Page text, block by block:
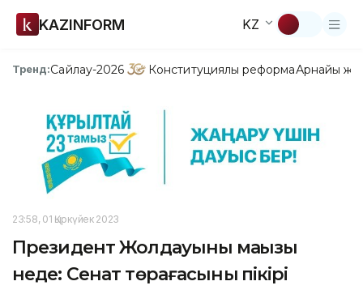
KAZINFORM KZ
Тренд:Сайлау-2026 Конституциялық реформаАрнайы
23:58, 01 Қыркүйек 2023
Президент Жолдауының маңызы
неде: Сенат төрағасының пікірі